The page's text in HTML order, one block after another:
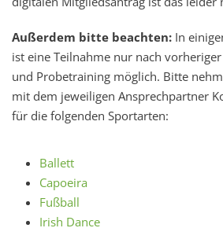
Außerdem bitte beachten: In
ist eine Teilnahme nur nach
und Probetraining möglich. Bitte
mit dem jeweiligen Ansprechpartner
für die folgenden Sportarten:
Ballett
Capoeira
Fußball
Irish Dance